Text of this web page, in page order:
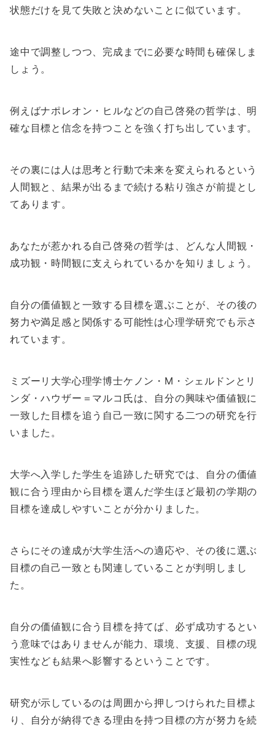
状態だけを見て失敗と決めないことに似ています。
途中で調整しつつ、完成までに必要な時間も確保しま
しょう。
例えばナポレオン・ヒルなどの自己啓発の哲学は、明
確な目標と信念を持つことを強く打ち出しています。
その裏には人は思考と行動で未来を変えられるという
人間観と、結果が出るまで続ける粘り強さが前提とし
てあります。
あなたが惹かれる自己啓発の哲学は、どんな人間観・
成功観・時間観に支えられているかを知りましょう。
自分の価値観と一致する目標を選ぶことが、その後の
努力や満足感と関係する可能性は心理学研究でも示さ
れています。
ミズーリ大学心理学博士ケノン・M・シェルドンとリ
ンダ・ハウザー＝マルコ氏は、自分の興味や価値観に
一致した目標を追う自己一致に関する二つの研究を行
いました。
大学へ入学した学生を追跡した研究では、自分の価値
観に合う理由から目標を選んだ学生ほど最初の学期の
目標を達成しやすいことが分かりました。
さらにその達成が大学生活への適応や、その後に選ぶ
目標の自己一致とも関連していることが判明しまし
た。
自分の価値観に合う目標を持てば、必ず成功するとい
う意味ではありませんが能力、環境、支援、目標の現
実性なども結果へ影響するということです。
研究が示しているのは周囲から押しつけられた目標よ
り、自分が納得できる理由を持つ目標の方が努力を続